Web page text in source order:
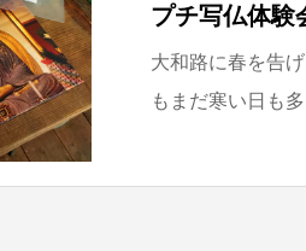
プチ写仏体験
大和路に春を告
もまだ寒い日も